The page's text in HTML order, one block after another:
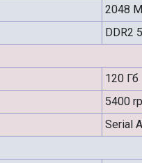
2048
DDR2
120 Гб
5400
Serial